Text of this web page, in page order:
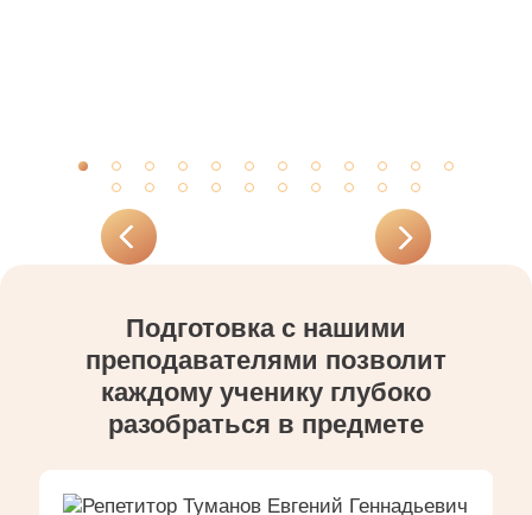
Подготовка с нашими
преподавателями позволит
каждому ученику глубоко
разобраться в предмете